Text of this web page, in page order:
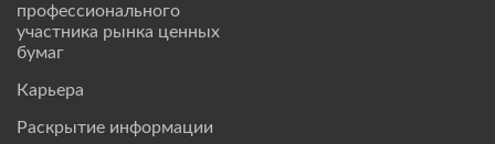
профессионального
участника рынка ценных
бумаг
Карьера
Раскрытие информации